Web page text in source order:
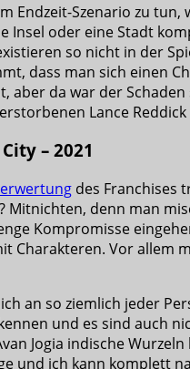
Endzeit-Szenario zu
Insel oder eine Stadt
so nicht in der
dass man sich einen
aber da war der
Lance
– 2021
des Franchises
Mitnichten, denn man
Kompromisse
Charakteren. Vor allem
an so ziemlich jeder
und es sind auch
Jogia indische
und ich kann komplett